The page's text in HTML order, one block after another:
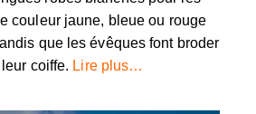
couleur jaune, bleue ou rouge
que les évêques font broder
coiffe. Lire plus…